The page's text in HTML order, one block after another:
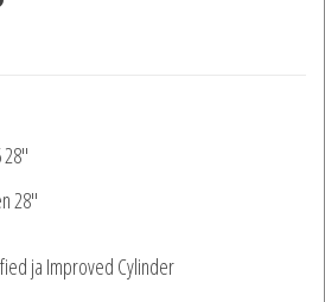
28″
ja Improved Cylinder